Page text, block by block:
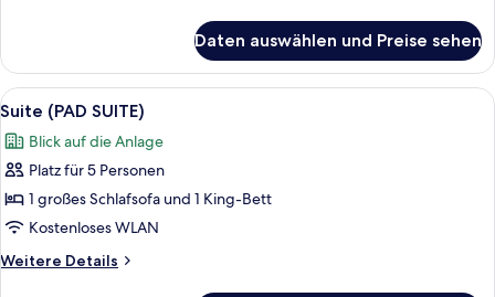
Daten auswählen und Preise sehen
Alle
Fotos
für
Suite
(PAD
SUITE)
anzeigen
Ein modernes Hotelzimmer mit
4
Suite (PAD SUITE)
Blick auf die Anlage
Platz für 5 Personen
1 großes Schlafsofa und 1 King-Bett
Kostenloses WLAN
Weitere Details
Weitere